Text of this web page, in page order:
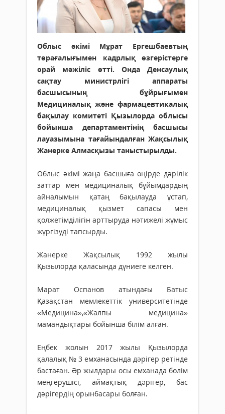
Облыс әкімі Мұрат Ергешбаевтың
төрағалығымен кадрлық өзгерістерге
орай мәжіліс өтті. Онда Денсаулық
сақтау министрлігі аппараты
басшысының бұйрығымен
Медициналық және фармацевтикалық
бақылау комитеті Қызылорда облысы
бойынша департаментінің басшысы
лауазымына тағайындалған Жақсылық
Жанерке Алмасқызы таныстырылды.
Облыс әкімі жаңа басшыға өңірде дәрілік
заттар мен медициналық бұйымдардың
айналымын қатаң бақылауда ұстап,
медициналық қызмет сапасы мен
қолжетімділігін арттыруда нәтижелі жұмыс
жүргізуді тапсырды.
Жанерке Жақсылық 1992 жылы
Қызылорда қаласында дүниеге келген.
Марат Оспанов атындағы Батыс
Қазақстан мемлекеттік университетінде
«Медицина»,«Жалпы медицина»
мамандықтары бойынша білім алған.
Еңбек жолын 2017 жылы Қызылорда
қалалық № 3 емханасында дәрігер ретінде
бастаған. Әр жылдары осы емханада бөлім
меңгерушісі, аймақтық дәрігер, бас
дәрігердің орынбасары болған.